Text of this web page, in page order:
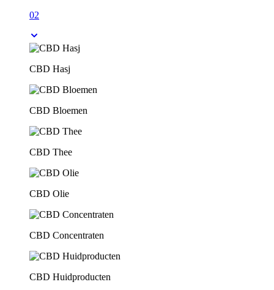
02
CBD Hasj
CBD Bloemen
CBD Thee
CBD Olie
CBD Concentraten
CBD Huidproducten